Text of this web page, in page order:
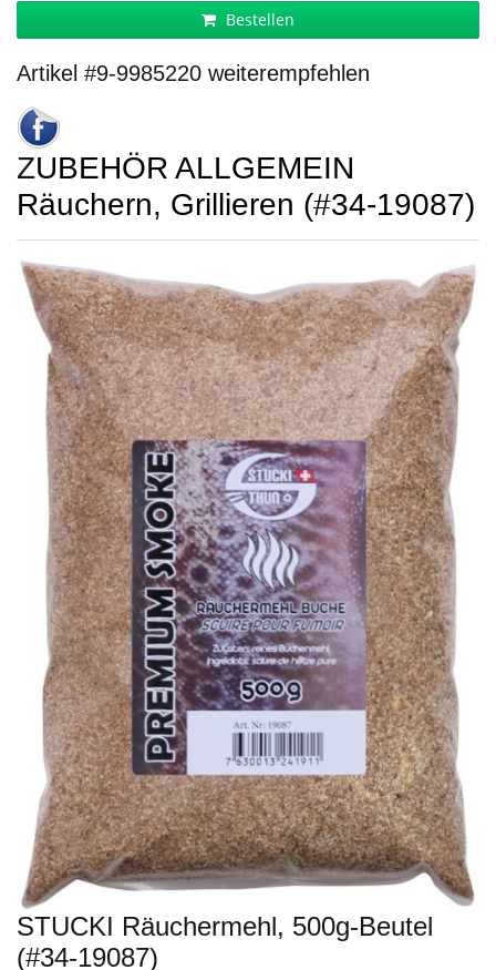
Bestellen
Artikel #9-9985220 weiterempfehlen
ZUBEHÖR ALLGEMEIN
Räuchern, Grillieren (#34-19087)
STUCKI Räuchermehl, 500g-Beutel
(#34-19087)